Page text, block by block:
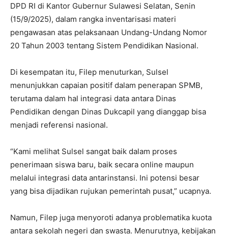
DPD RI di Kantor Gubernur Sulawesi Selatan, Senin
(15/9/2025), dalam rangka inventarisasi materi
pengawasan atas pelaksanaan Undang-Undang Nomor
20 Tahun 2003 tentang Sistem Pendidikan Nasional.
Di kesempatan itu, Filep menuturkan, Sulsel
menunjukkan capaian positif dalam penerapan SPMB,
terutama dalam hal integrasi data antara Dinas
Pendidikan dengan Dinas Dukcapil yang dianggap bisa
menjadi referensi nasional.
“Kami melihat Sulsel sangat baik dalam proses
penerimaan siswa baru, baik secara online maupun
melalui integrasi data antarinstansi. Ini potensi besar
yang bisa dijadikan rujukan pemerintah pusat,” ucapnya.
Namun, Filep juga menyoroti adanya problematika kuota
antara sekolah negeri dan swasta. Menurutnya, kebijakan